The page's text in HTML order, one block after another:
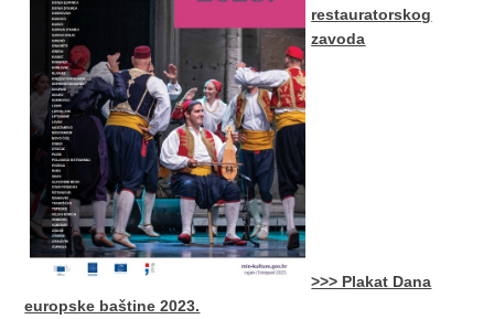
restauratorskog
zavoda
>>> Plakat Dana
europske baštine 2023.